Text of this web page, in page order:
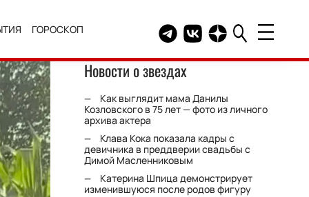
ГОРОСКОП Telegram канал HELLO
Группа HELLO
Канал HELLO в
Новости о звездах
Как выглядит мама Данилы
Козловского в 75 лет — фото из личного
архива актера
Клава Кока показала кадры с
девичника в преддверии свадьбы с
Димой Масленниковым
Катерина Шпица демонстрирует
изменившуюся после родов фигуру